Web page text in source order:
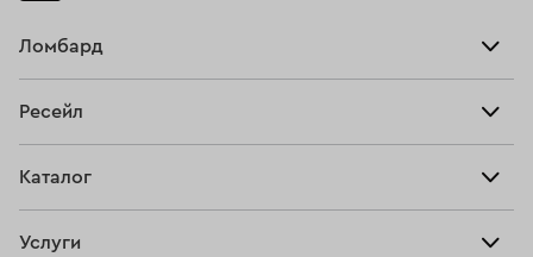
Ломбард
Тарифы
Ресейл
Купить
Каталог
Услуги